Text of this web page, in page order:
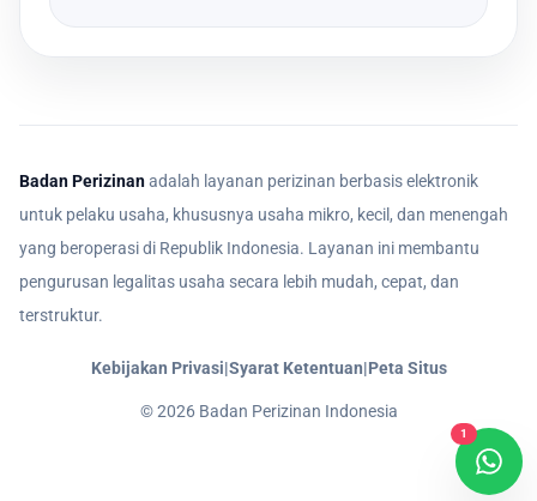
Badan Perizinanadalah layanan perizinan berbasis elektronik
untuk pelaku usaha, khususnya usaha mikro, kecil, dan menengah
yang beroperasi di Republik Indonesia. Layanan ini membantu
pengurusan legalitas usaha secara lebih mudah, cepat, dan
terstruktur.
Kebijakan Privasi|Syarat Ketentuan|Peta Situs
©2026Badan Perizinan Indonesia
1